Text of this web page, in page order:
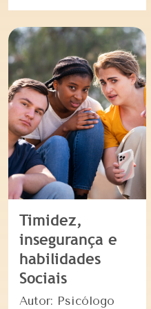
Timidez,
insegurança e
habilidades
Sociais
Autor: Psicólogo